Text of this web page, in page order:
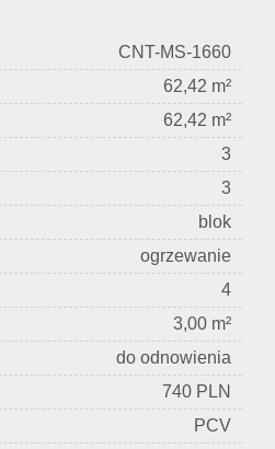
CNT-MS-1660
62,42 m²
62,42 m²
3
3
blok
ogrzewanie
4
3,00 m²
do odnowienia
740 PLN
PCV